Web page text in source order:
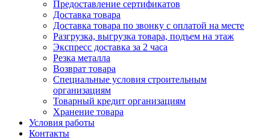
Предоставление сертификатов
Доставка товара
Доставка товара по звонку с оплатой на месте
Разгрузка, выгрузка товара, подъем на этаж
Экспресс доставка за 2 часа
Резка металла
Возврат товара
Специальные условия строительным
организациям
Товарный кредит организациям
Хранение товара
Условия работы
Контакты